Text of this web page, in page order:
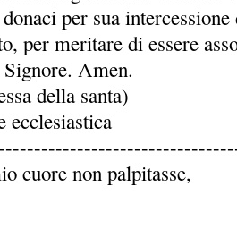
per sua
per meritare di essere
Amen.
della santa)
ecclesiastica
cuore non palpitasse,